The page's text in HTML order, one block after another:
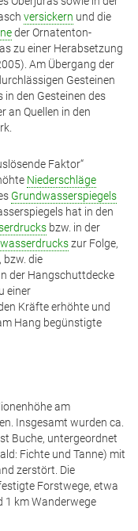
versickern und die
der Ornatenton-
zu einer Herabsetzung
Am Übergang der
Gesteinen
den Gesteinen des
an Quellen in den
Faktor“
Niederschläge
Grundwasserspiegels
hat in den
bzw. in der
zur Folge,
bzw. die
der Hangschuttdecke
einer
Kräfte erhöhte und
Hang begünstigte
am
Insgesamt wurden ca.
Buche, untergeordnet
Fichte und Tanne) mit
zerstört. Die
Forstwege, etwa
1 km Wanderwege